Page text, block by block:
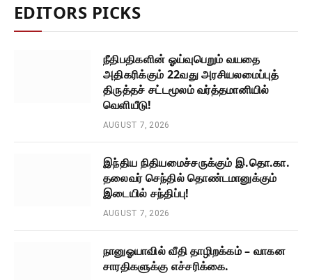
EDITORS PICKS
நீதிபதிகளின் ஓய்வுபெறும் வயதை
அதிகரிக்கும் 22வது அரசியலமைப்புத்
திருத்தச் சட்டமூலம் வர்த்தமானியில்
வெளியீடு!
AUGUST 7, 2026
இந்திய நிதியமைச்சருக்கும் இ.தொ.கா.
தலைவர் செந்தில் தொண்டமானுக்கும்
இடையில் சந்திப்பு!
AUGUST 7, 2026
நானுஓயாவில் வீதி தாழிறக்கம் – வாகன
சாரதிகளுக்கு எச்சரிக்கை.